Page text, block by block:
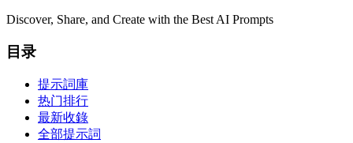
Discover, Share, and Create with the Best AI Prompts
目录
提示詞庫
热门排行
最新收錄
全部提示詞